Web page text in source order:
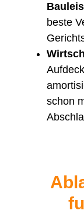
beste
schon